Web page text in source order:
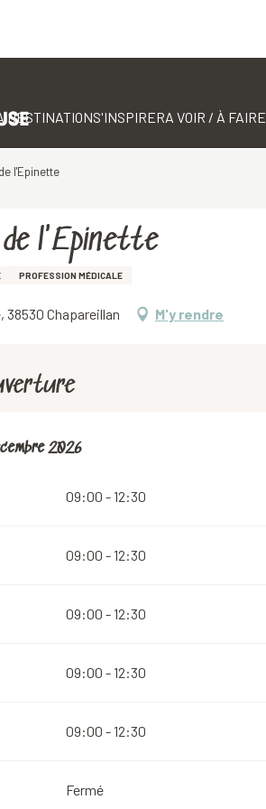
DESTINATIONS'INSPIRERA VOIR / À FAIRE
l'Epinette
de l'Epinette
PROFESSION MÉDICALE
38530 Chapareillan M'y rendre
au31 décembre 2026
2026
09:00 - 12:30
09:00 - 12:30
09:00 - 12:30
09:00 - 12:30
09:00 - 12:30
Fermé